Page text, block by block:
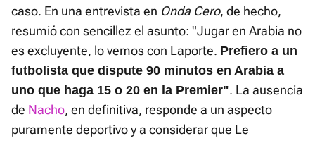
caso. En una entrevista en Onda Cero, de hecho,
resumió con sencillez el asunto: "Jugar en Arabia no
es excluyente, lo vemos con Laporte. Prefiero a un
futbolista que dispute 90 minutos en Arabia a
uno que haga 15 o 20 en la Premier". La ausencia
de Nacho, en definitiva, responde a un aspecto
puramente deportivo y a considerar que Le